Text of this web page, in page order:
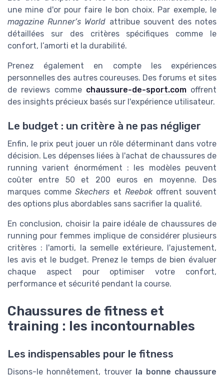
une mine d'or pour faire le bon choix. Par exemple, le
magazine Runner’s World attribue souvent des notes
détaillées sur des critères spécifiques comme le
confort, l’amorti et la durabilité.
Prenez également en compte les expériences
personnelles des autres coureuses. Des forums et sites
de reviews comme chaussure-de-sport.comoffrent
des insights précieux basés sur l'expérience utilisateur.
Le budget : un critère à ne pas négliger
Enfin, le prix peut jouer un rôle déterminant dans votre
décision. Les dépenses liées à l'achat de chaussures de
running varient énormément : les modèles peuvent
coûter entre 50 et 200 euros en moyenne. Des
marques commeSkechers et Reebokoffrent souvent
des options plus abordables sans sacrifier la qualité.
En conclusion, choisir la paire idéale de chaussures de
running pour femmes implique de considérer plusieurs
critères : l'amorti, la semelle extérieure, l'ajustement,
les avis et le budget. Prenez le temps de bien évaluer
chaque aspect pour optimiser votre confort,
performance et sécurité pendant la course.
Chaussures de fitness et
training : les incontournables
Les indispensables pour le fitness
Disons-le honnêtement, trouver la bonne chaussure